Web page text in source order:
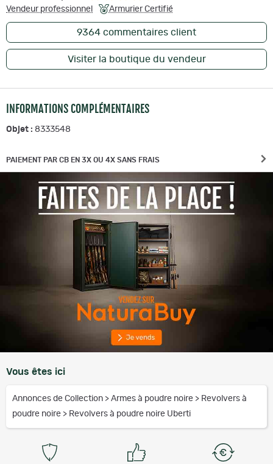
Vendeur professionnel Armurier Certifié
9364 commentaires client
Visiter la boutique du vendeur
INFORMATIONS COMPLÉMENTAIRES
Objet : 8333548
PAIEMENT PAR CB EN 3X OU 4X SANS FRAIS
Vous êtes ici
Annonces de Collection > Armes à poudre noire > Revolvers à
poudre noire > Revolvers à poudre noire Uberti